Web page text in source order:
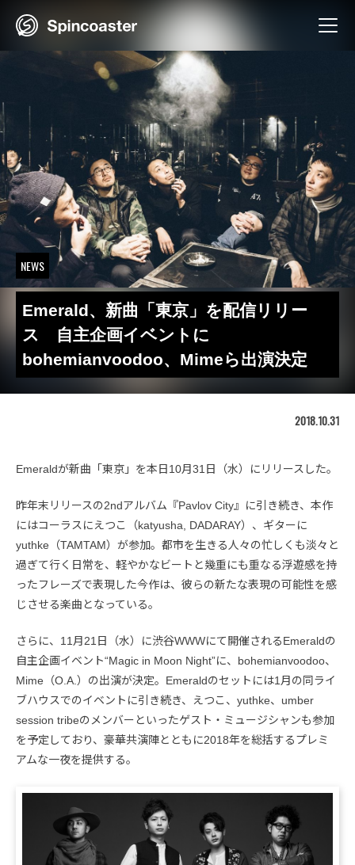
NEWS
Emerald、新曲「東京」を配信リリー
ス 自主企画イベントに
bohemianvoodoo、Mimeら出演決定
2018.10.31
Emeraldが新曲「東京」を本日10月31日（水）にリリースした。
昨年末リリースの2ndアルバム『Pavlov City』に引き続き、本作
にはコーラスにえつこ（katyusha, DADARAY）、ギターに
yuthke（TAMTAM）が参加。都市を生きる人々の忙しくも淡々と
過ぎて行く日常を、軽やかなビートと幾重にも重なる浮遊感を持
ったフレーズで表現した今作は、彼らの新たな表現の可能性を感
じさせる楽曲となっている。
さらに、11月21日（水）に渋谷WWWにて開催されるEmeraldの
自主企画イベント“Magic in Moon Night”に、bohemianvoodoo、
Mime（O.A.）の出演が決定。Emeraldのセットには1月の同ライ
ブハウスでのイベントに引き続き、えつこ、yuthke、umber
session tribeのメンバーといったゲスト・ミュージシャンも参加
を予定しており、豪華共演陣とともに2018年を総括するプレミ
アムな一夜を提供する。